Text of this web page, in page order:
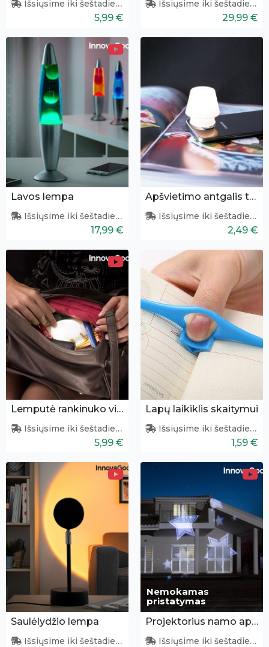
Išsiųsime iki šeštadienio
5,99 €
Išsiųsime iki šeštadienio
29,99 €
Lavos lempa
Išsiųsime iki šeštadienio
17,99 €
Apšvietimo antgalis telefonui
Išsiųsime iki šeštadienio
2,49 €
Lemputė rankinuko vidui apšviesti
Išsiųsime iki šeštadienio
5,99 €
Lapų laikiklis skaitymui
Išsiųsime iki šeštadienio
1,59 €
Saulėlydžio lempa
Išsiųsime iki šeštadienio
Nemokamas
pristatymas
Projektorius namo apšvietimui
Išsiųsime iki šeštadienio